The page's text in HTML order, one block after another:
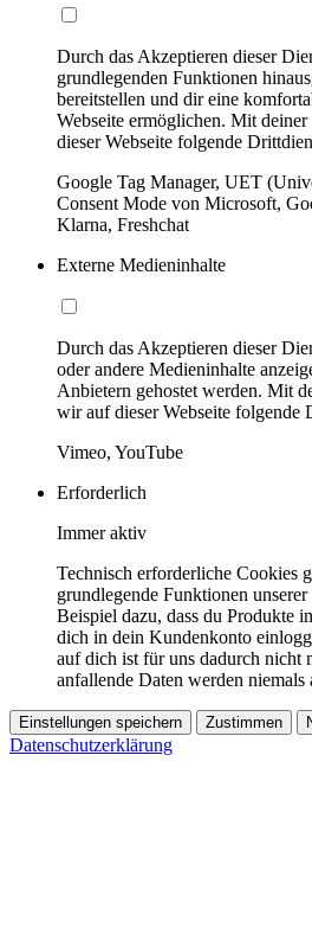
Durch das Akzeptieren dieser
grundlegenden Funktionen
bereitstellen und dir eine
Webseite ermöglichen. Mit
dieser Webseite folgende
Google Tag Manager, UET
Consent Mode von Microsoft,
Klarna, Freshchat
Externe Medieninhalte
Durch das Akzeptieren dieser
oder andere Medieninhalte
Anbietern gehostet werden. Mit
wir auf dieser Webseite folgende
Vimeo, YouTube
Erforderlich
Immer aktiv
Technisch erforderliche Cookies
grundlegende Funktionen
Beispiel dazu, dass du Produkte
dich in dein Kundenkonto
auf dich ist für uns dadurch nicht
anfallende Daten werden
Einstellungen speichern Zustimmen
Datenschutzerklärung